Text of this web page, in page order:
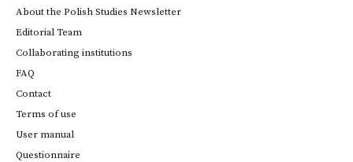
About the Polish Studies Newsletter
Editorial Team
Collaborating institutions
FAQ
Contact
Terms of use
User manual
Questionnaire